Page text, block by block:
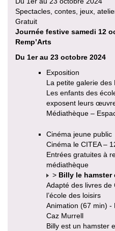
Spectacles, contes, jeux,
Gratuit
Journée festive samedi 12
Remp’Arts
Du 1er au 23 octobre 2024
Exposition
La petite galerie des
Les enfants des
exposent leurs
Médiathèque –
Cinéma jeune public
Cinéma le CITEA –
Entrées gratuites à
médiathèque
> Billy le hamster
Adapté des livres de
l’école des loisirs
Animation (67 min) -
Caz Murrell
Billy est un hamster